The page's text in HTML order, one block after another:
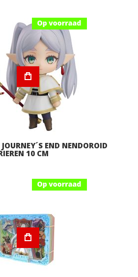
END NENDOROID
10 CM